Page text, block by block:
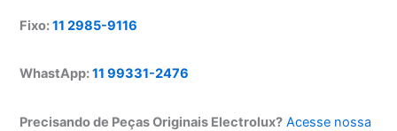
Fixo:11 2985-9116
WhastApp:11 99331-2476
Precisando de Peças Originais Electrolux? Acesse nossa